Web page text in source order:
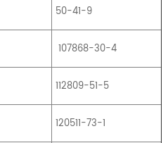
50-41-9
107868-30-4
112809-51-5
120511-73-1